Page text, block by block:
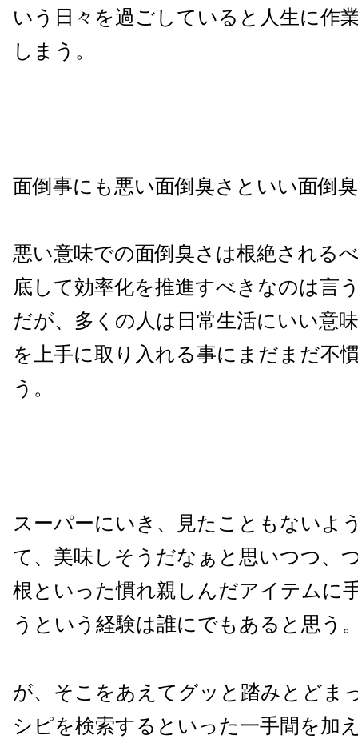
いう日々を過ごしていると人生に作
しまう。
面倒事にも悪い面倒臭さといい面倒
悪い意味での面倒臭さは根絶される
底して効率化を推進すべきなのは言
だが、多くの人は日常生活にいい意
を上手に取り入れる事にまだまだ不
う。
スーパーにいき、見たこともないよ
て、美味しそうだなぁと思いつつ、
根といった慣れ親しんだアイテムに
うという経験は誰にでもあると思う
が、そこをあえてグッと踏みとどま
シピを検索するといった一手間を加